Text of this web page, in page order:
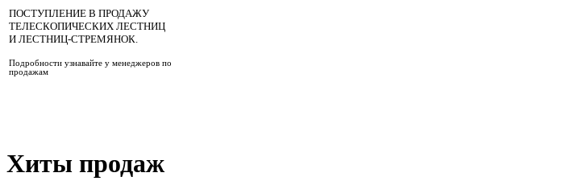
ПОСТУПЛЕНИЕ В ПРОДАЖУ
ТЕЛЕСКОПИЧЕСКИХ ЛЕСТНИЦ
И ЛЕСТНИЦ-СТРЕМЯНОК.
Подробности узнавайте у менеджеров по
продажам
Хиты продаж